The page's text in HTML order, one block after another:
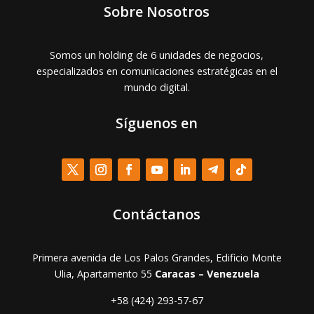
Sobre Nosotros
Somos un holding de 6 unidades de negocios,
especializados en comunicaciones estratégicas en el
mundo digital.
Síguenos en
Contáctanos
Primera avenida de Los Palos Grandes, Edificio Monte
Ulia, Apartamento 55 Caracas – Venezuela
+58 (424) 293-57-67